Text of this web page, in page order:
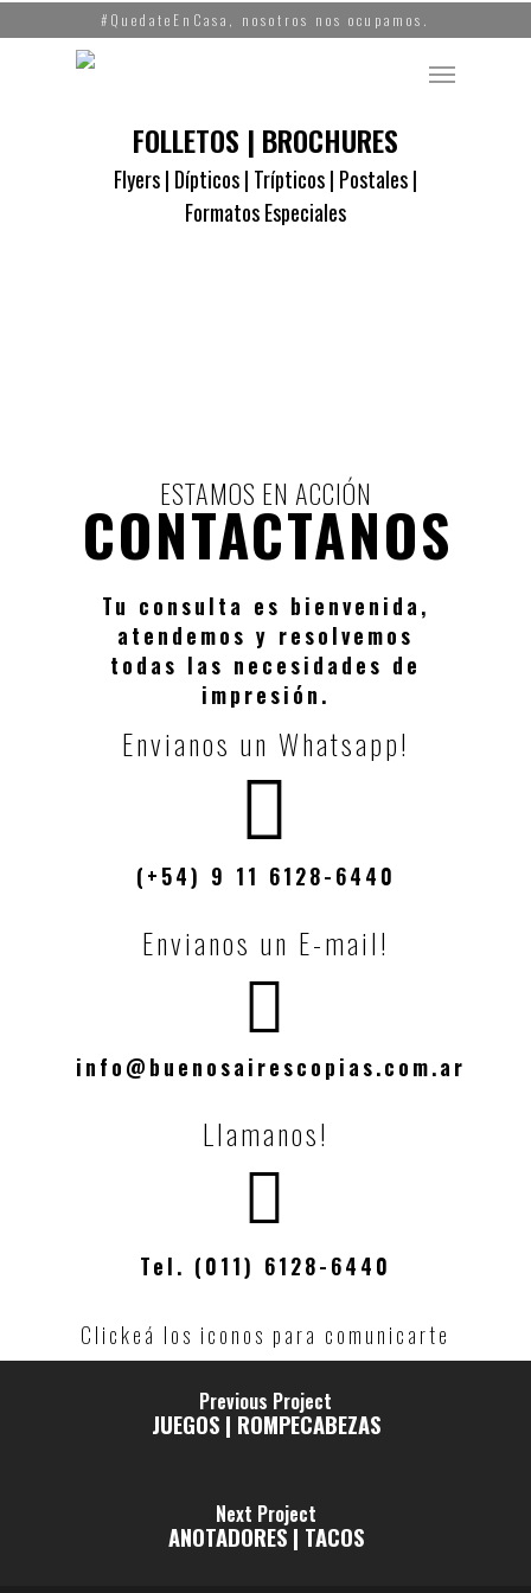
Skip
to
Menu
FOLLETOS | BROCHURES
Flyers | Dípticos | Trípticos | Postales |
Formatos Especiales
ESTAMOS EN ACCIÓN
CONTACTANOS
Tu consulta es bienvenida,
atendemos y resolvemos
todas las necesidades de
impresión.
Envianos un Whatsapp!
(+54) 9 11 6128-6440
Envianos un E-mail!
info@buenosairescopias.com.ar
Llamanos!
Tel. (011) 6128-6440
Clickeá los iconos para comunicarte
Previous Project
JUEGOS | ROMPECABEZAS
Next Project
ANOTADORES | TACOS